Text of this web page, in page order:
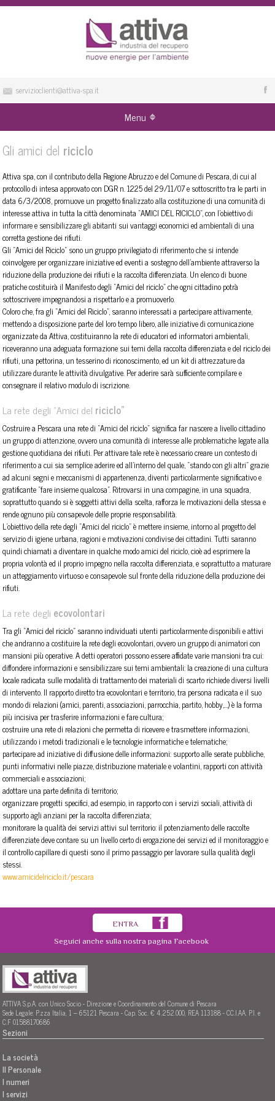
servizioclienti@attiva-spa.it
Menu
Gli amici del riciclo
Attiva spa, con il contributo della Regione Abruzzo e del Comune di Pescara, di cui al
protocollo di intesa approvato con DGR n. 1225 del 29/11/07 e sottoscritto tra le parti in
data 6/3/2008, promuove un progetto finalizzato alla costituzione di una comunità di
interesse attiva in tutta la città denominata “AMICI DEL RICICLO”, con l’obiettivo di
informare e sensibilizzare gli abitanti sui vantaggi economici ed ambientali di una
corretta gestione dei rifiuti.
Gli “Amici del Riciclo” sono un gruppo privilegiato di riferimento che si intende
coinvolgere per organizzare iniziative ed eventi a sostegno dell’ambiente attraverso la
riduzione della produzione dei rifiuti e la raccolta differenziata. Un elenco di buone
pratiche costituirà il Manifesto degli “Amici del riciclo” che ogni cittadino potrà
sottoscrivere impegnandosi a rispettarlo e a promuoverlo.
Coloro che, fra gli “Amici del Riciclo”, saranno interessati a partecipare attivamente,
mettendo a disposizione parte del loro tempo libero, alle iniziative di comunicazione
organizzate da Attiva, costituiranno la rete di educatori ed informatori ambientali,
riceveranno una adeguata formazione sui temi della raccolta differenziata e del riciclo dei
rifiuti, una pettorina, un tesserino di riconoscimento, ed un kit di attrezzature da
utilizzare durante le attività divulgative. Per aderire sarà sufficiente compilare e
consegnare il relativo modulo di iscrizione.
La rete degli “Amici del riciclo”
Costruire a Pescara una rete di “Amici del riciclo” significa far nascere a livello cittadino
un gruppo di attenzione, ovvero una comunità di interesse alle problematiche legate alla
gestione quotidiana dei rifiuti. Per attivare tale rete è necessario creare un contesto di
riferimento a cui sia semplice aderire ed all’interno del quale, “stando con gli altri” grazie
ad alcuni segni e meccanismi di appartenenza, diventi particolarmente significativo e
gratificante “fare insieme qualcosa”. Ritrovarsi in una compagine, in una squadra,
soprattutto quando si è soggetti attivi della scelta, rafforza le motivazioni della stessa e
rende ognuno più consapevole delle proprie responsabilità.
L’obiettivo della rete degli “Amici del riciclo” è mettere insieme, intorno al progetto del
servizio di igiene urbana, ragioni e motivazioni condivise dei cittadini. Tutti saranno
quindi chiamati a diventare in qualche modo amici del riciclo, cioè ad esprimere la
propria volontà ed il proprio impegno nella raccolta differenziata, e soprattutto a maturare
un atteggiamento virtuoso e consapevole sul fronte della riduzione della produzione dei
rifiuti.
La rete degli ecovolontari
Tra gli “Amici del riciclo” saranno individuati utenti particolarmente disponibili e attivi
che andranno a costituire la rete degli ecovolontari, ovvero un gruppo di animatori con
mansioni più operative. A detti operatori possono essere affidate varie mansioni tra cui:
diffondere informazioni e sensibilizzare sui temi ambientali: la creazione di una cultura
locale radicata sulle modalità di trattamento dei materiali di scarto richiede diversi livelli
di intervento. Il rapporto diretto tra ecovolontari e territorio, tra persona radicata e il suo
mondo di relazioni (amici, parenti, associazioni, parrocchia, partito, hob­by,…) è la forma
più incisiva per trasferire informazioni e fare cultura;
costruire una rete di relazioni che permetta di ricevere e trasmettere informazioni,
utilizzando i metodi tradizionali e le tecnologie informatiche e telematiche;
partecipare ad iniziative di diffusione delle informazioni: supporto alle serate pubbliche,
punti informativi nelle piazze, distribuzione materiale e volantini, rapporti con attività
commerciali e associazioni;
adottare una parte definita di territorio;
organizzare progetti specifici, ad esempio, in rapporto con i servizi sociali, attività di
supporto agli anziani per la raccolta differenziata;
monitorare la qualità dei servizi attivi sul territorio: il potenziamento delle raccolte
differenziate deve contare su un livello certo di erogazione dei servizi ed il monitoraggio e
il controllo capillare di questi sono il primo passaggio per lavorare sulla qualità degli
stessi.
www.amicidelriciclo.it/pescara
ENTRA
Seguici anche sulla nostra pagina Facebook
ATTIVA S.p.A. con Unico Socio - Direzione e Coordinamento del Comune di Pescara
Sede Legale: P.zza Italia, 1 – 65121 Pescara - Cap. Soc. € 4.252.000, REA 113188 - CC.I.AA. P.I. e
C.F 01588170686
Sezioni
La società
Il Personale
I numeri
I servizi